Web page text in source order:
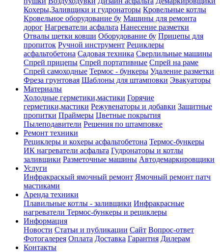
Кохеры,Заливщики и гудронаторы Кровельные котлы
Кровельное оборудование бу Машины для ремонта
дорог Нагреватели асфальта Нанесение разметки
Отвалы щетки ковши Оборудование бу Прицепы для
пропиток Ручной инструмент Рециклеры
асфальтобетона Садовая техника Сверлильные машины
Спрей прицепы Спрей портативные Спрей на раме
Спрей самоходные Термос - бункеры Удаление разметки
Фреза грунтовая Шаблоны для штамповки Эвакуаторы
Материалы
Холодные герметики,мастики Горячие
герметики,мастики Режувенаторы и добавки Защитные
пропитки Праймеры Цветные покрытия
Пылеподавители Решения по штамповке
Ремонт техники
Рециклеры и кохеры асфальтобетона Термос-бункеры
ИК нагреватели асфальта Гудронаторы и котлы
заливщики Разметочные машины Автодемаркировщики
Услуги
Инфракраскый ямочный ремонт Ямочный ремонт патч
мастиками
Аренда техники
Плавильные котлы - заливщики Инфракрасные
нагреватели Термос-бункеры и рециклеры
Информация
Новости Статьи и публикации Сайт Вопрос-ответ
Фотогалерея Оплата Доставка Гарантия Дилерам
Контакты